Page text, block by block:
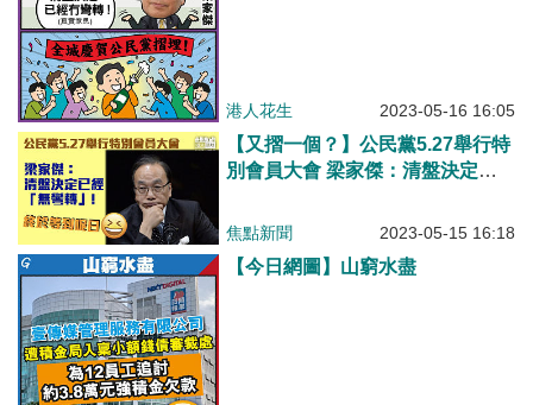
港人花生 2023-05-16 16:05
【又摺一個？】公民黨5.27舉行特
別會員大會 梁家傑：清盤決定已
焦點新聞 2023-05-15 16:18
【今日網圖】山窮水盡